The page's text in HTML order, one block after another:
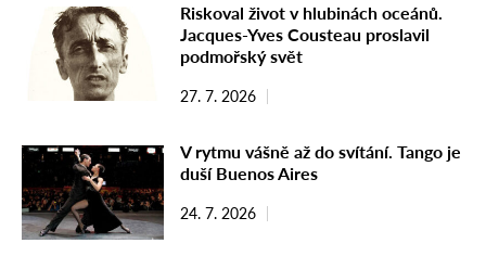
Riskoval život v hlubinách oceánů.
Jacques-Yves Cousteau proslavil
podmořský svět
27. 7. 2026
V rytmu vášně až do svítání. Tango je
duší Buenos Aires
24. 7. 2026